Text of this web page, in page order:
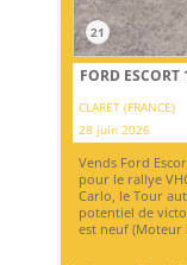
21
FORD
CLARET (FRANCE)
28 juin 2026
Vends Ford
pour le rallye
Carlo, le Tour
potentiel de
est neuf (Moteur